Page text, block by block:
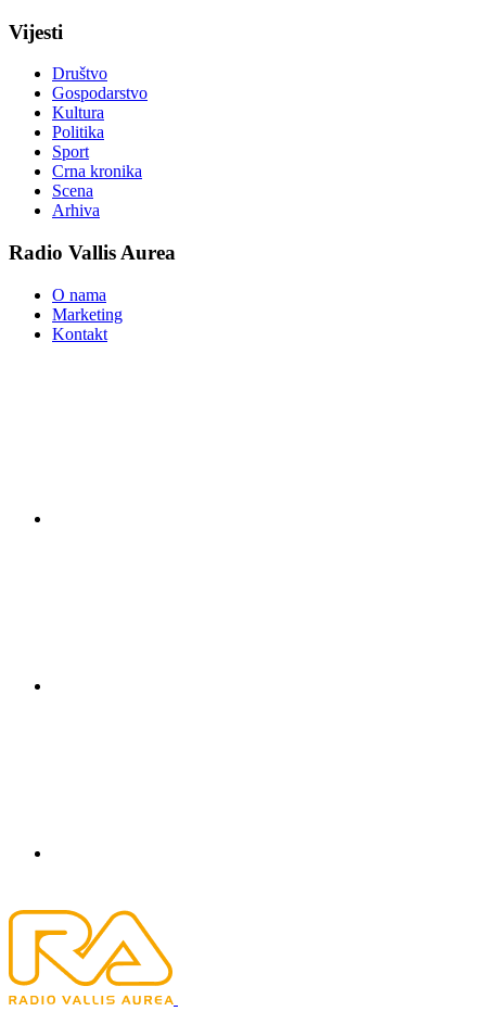
Vijesti
Društvo
Gospodarstvo
Kultura
Politika
Sport
Crna kronika
Scena
Arhiva
Radio Vallis Aurea
O nama
Marketing
Kontakt